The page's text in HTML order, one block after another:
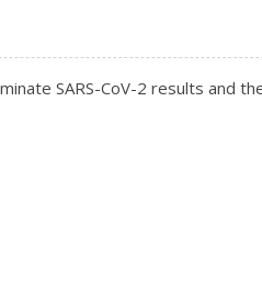
SARS-CoV-2 results and